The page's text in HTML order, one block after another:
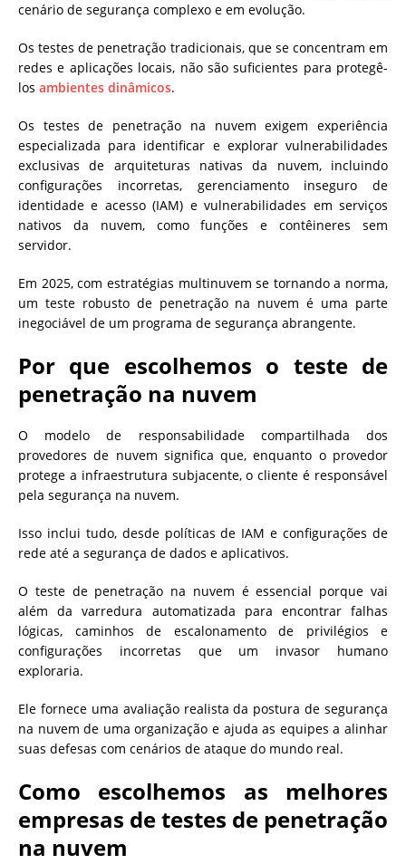
cenário de segurança complexo e em evolução.
Os testes de penetração tradicionais, que se concentram em
redes e aplicações locais, não são suficientes para protegê-
los ambientes dinâmicos.
Os testes de penetração na nuvem exigem experiência
especializada para identificar e explorar vulnerabilidades
exclusivas de arquiteturas nativas da nuvem, incluindo
configurações incorretas, gerenciamento inseguro de
identidade e acesso (IAM) e vulnerabilidades em serviços
nativos da nuvem, como funções e contêineres sem
servidor.
Em 2025, com estratégias multinuvem se tornando a norma,
um teste robusto de penetração na nuvem é uma parte
inegociável de um programa de segurança abrangente.
Por que escolhemos o teste de
penetração na nuvem
O modelo de responsabilidade compartilhada dos
provedores de nuvem significa que, enquanto o provedor
protege a infraestrutura subjacente, o cliente é responsável
pela segurança na nuvem.
Isso inclui tudo, desde políticas de IAM e configurações de
rede até a segurança de dados e aplicativos.
O teste de penetração na nuvem é essencial porque vai
além da varredura automatizada para encontrar falhas
lógicas, caminhos de escalonamento de privilégios e
configurações incorretas que um invasor humano
exploraria.
Ele fornece uma avaliação realista da postura de segurança
na nuvem de uma organização e ajuda as equipes a alinhar
suas defesas com cenários de ataque do mundo real.
Como escolhemos as melhores
empresas de testes de penetração
na nuvem